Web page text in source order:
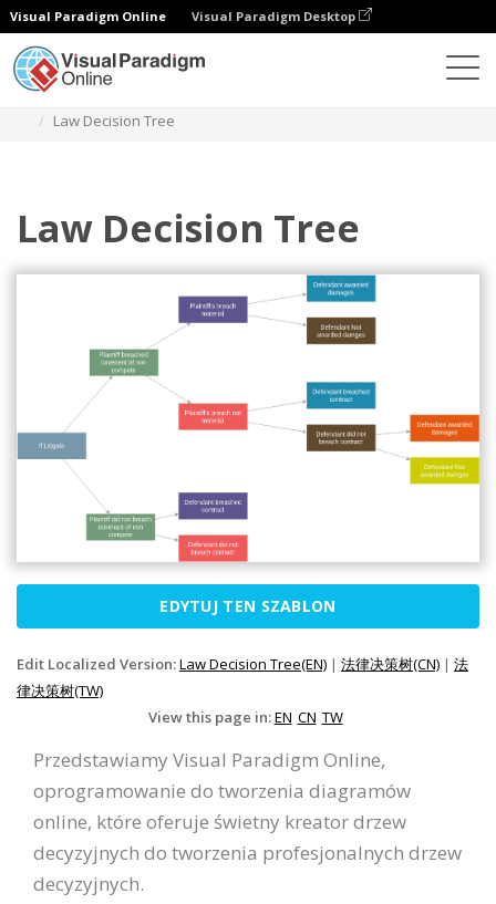
Visual Paradigm Online Visual Paradigm Desktop
Law Decision Tree
Law Decision Tree
EDYTUJ TEN SZABLON
Edit Localized Version:Law Decision Tree(EN) | 法律决策树(CN) | 法
律决策树(TW)
View this page in:EN CN TW
Przedstawiamy Visual Paradigm Online,
oprogramowanie do tworzenia diagramów
online, które oferuje świetny kreator drzew
decyzyjnych do tworzenia profesjonalnych drzew
decyzyjnych.